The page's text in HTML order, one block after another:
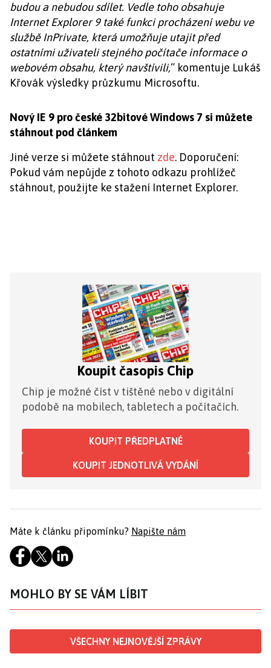
budou a nebudou sdílet. Vedle toho obsahuje
Internet Explorer 9 také funkci procházení webu ve
službě InPrivate, která umožňuje utajit před
ostatními uživateli stejného počítače informace o
webovém obsahu, který navštívili,“ komentuje Lukáš
Křovák výsledky průzkumu Microsoftu.
Nový IE 9 pro české 32bitové Windows 7 si můžete
stáhnout pod článkem
Jiné verze si můžete stáhnout zde. Doporučení:
Pokud vám nepůjde z tohoto odkazu prohlížeč
stáhnout, použijte ke stažení Internet Explorer.
Koupit časopis Chip
Chip je možné číst v tištěné nebo v digitální
podobě na mobilech, tabletech a počítačích.
KOUPIT PŘEDPLATNÉ
KOUPIT JEDNOTLIVÁ VYDÁNÍ
Máte k článku připomínku? Napište nám
MOHLO BY SE VÁM LÍBIT
VŠECHNY NEJNOVĚJŠÍ ZPRÁVY